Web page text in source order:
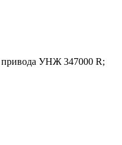
привода УНЖ 347000 R;